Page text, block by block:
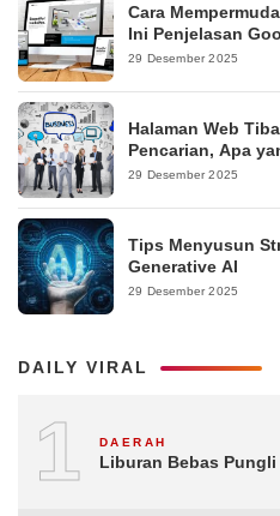
Cara
Ini Penjelasan
29 Desember 2025
Halaman Web
Pencarian, Apa
29 Desember 2025
Tips Menyusun
Generative AI
29 Desember 2025
DAILY VIRAL
1 DAERAH
Liburan Bebas Pungli